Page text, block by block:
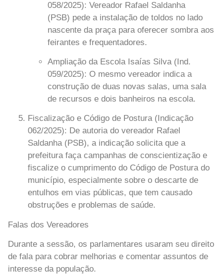
058/2025): Vereador Rafael Saldanha
(PSB) pede a instalação de toldos no lado
nascente da praça para oferecer sombra aos
feirantes e frequentadores.
Ampliação da Escola Isaías Silva (Ind.
059/2025): O mesmo vereador indica a
construção de duas novas salas, uma sala
de recursos e dois banheiros na escola.
Fiscalização e Código de Postura (Indicação
062/2025): De autoria do vereador Rafael
Saldanha (PSB), a indicação solicita que a
prefeitura faça campanhas de conscientização e
fiscalize o cumprimento do Código de Postura do
município, especialmente sobre o descarte de
entulhos em vias públicas, que tem causado
obstruções e problemas de saúde.
Falas dos Vereadores
Durante a sessão, os parlamentares usaram seu direito
de fala para cobrar melhorias e comentar assuntos de
interesse da população.